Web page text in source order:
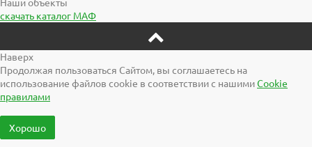
скачать каталог МАФ
Наверх
Продолжая пользоваться Сайтом, вы соглашаетесь на
использование файлов cookie в соответствии с нашимиCookiе
правилами
Хорошо